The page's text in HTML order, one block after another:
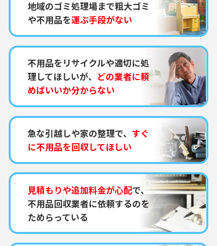
地域のゴミ処理場まで粗大ゴミ
や不用品を運ぶ手段がない
不用品をリサイクルや適切に処
理してほしいが、 どの業者に頼
めばいいか分からない
急な引越しや家の整理で、 すぐ
に不用品を回収してほしい
見積もりや追加料金が心配で、
不用品回収業者に依頼するのを
ためらっている